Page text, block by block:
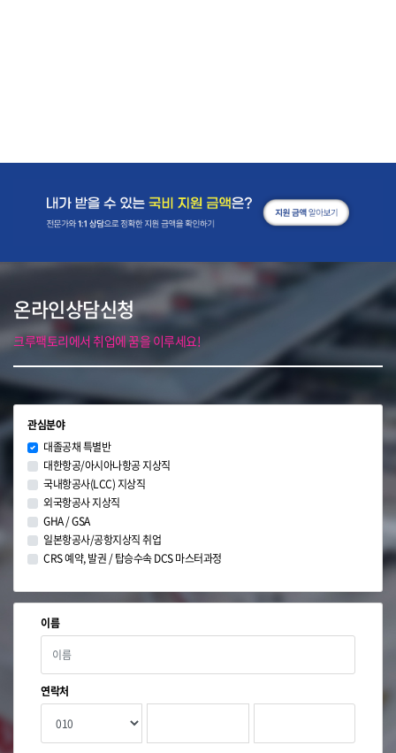
온라인상담신청
크루팩토리에서 취업에 꿈을 이루세요!
관심분야
대졸공채 특별반
대한항공/아시아나항공 지상직
국내항공사(LCC) 지상직
외국항공사 지상직
GHA / GSA
일본항공사/공항지상직 취업
CRS 예약, 발권 / 탑승수속 DCS 마스터과정
이름
연락처